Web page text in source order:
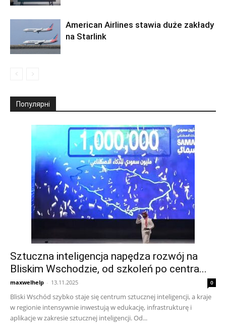
American Airlines stawia duże zakłady
na Starlink
Популярні
Sztuczna inteligencja napędza rozwój na
Bliskim Wschodzie, od szkoleń po centra...
maxwelhelp - 13.11.2025 0
Bliski Wschód szybko staje się centrum sztucznej inteligencji, a kraje
w regionie intensywnie inwestują w edukację, infrastrukturę i
aplikacje w zakresie sztucznej inteligencji. Od...